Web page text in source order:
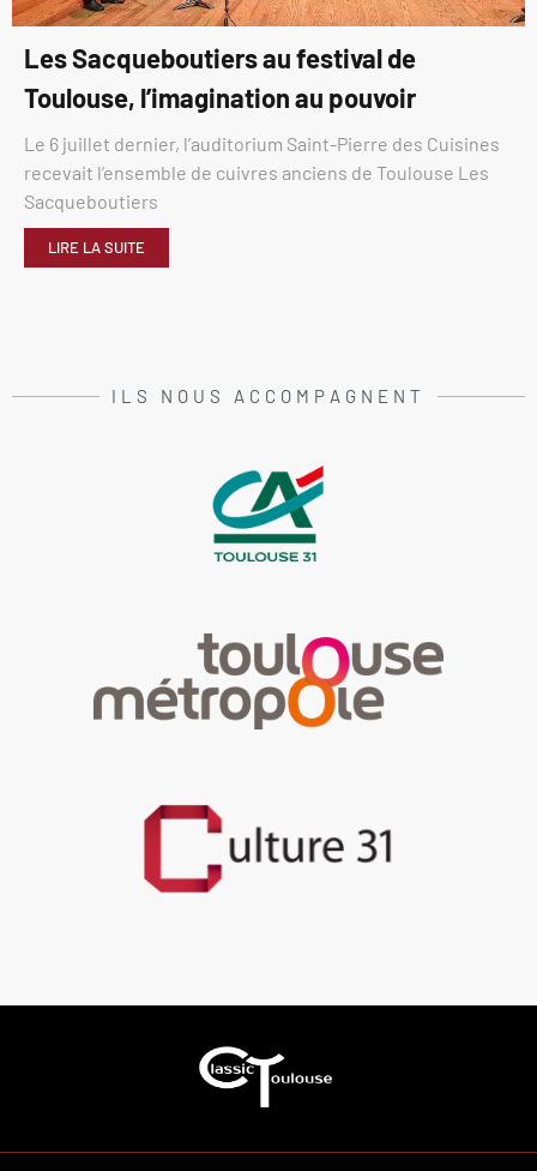
Les Sacqueboutiers au festival de
Toulouse, l’imagination au pouvoir
Le 6 juillet dernier, l’auditorium Saint-Pierre des Cuisines
recevait l’ensemble de cuivres anciens de Toulouse Les
Sacqueboutiers
LIRE LA SUITE
ILS NOUS ACCOMPAGNENT